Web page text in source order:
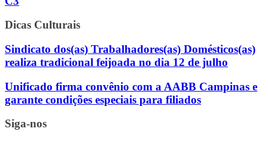
Dicas Culturais
Sindicato dos(as) Trabalhadores(as) Domésticos(as)
realiza tradicional feijoada no dia 12 de julho
Unificado firma convênio com a AABB Campinas e
garante condições especiais para filiados
Siga-nos